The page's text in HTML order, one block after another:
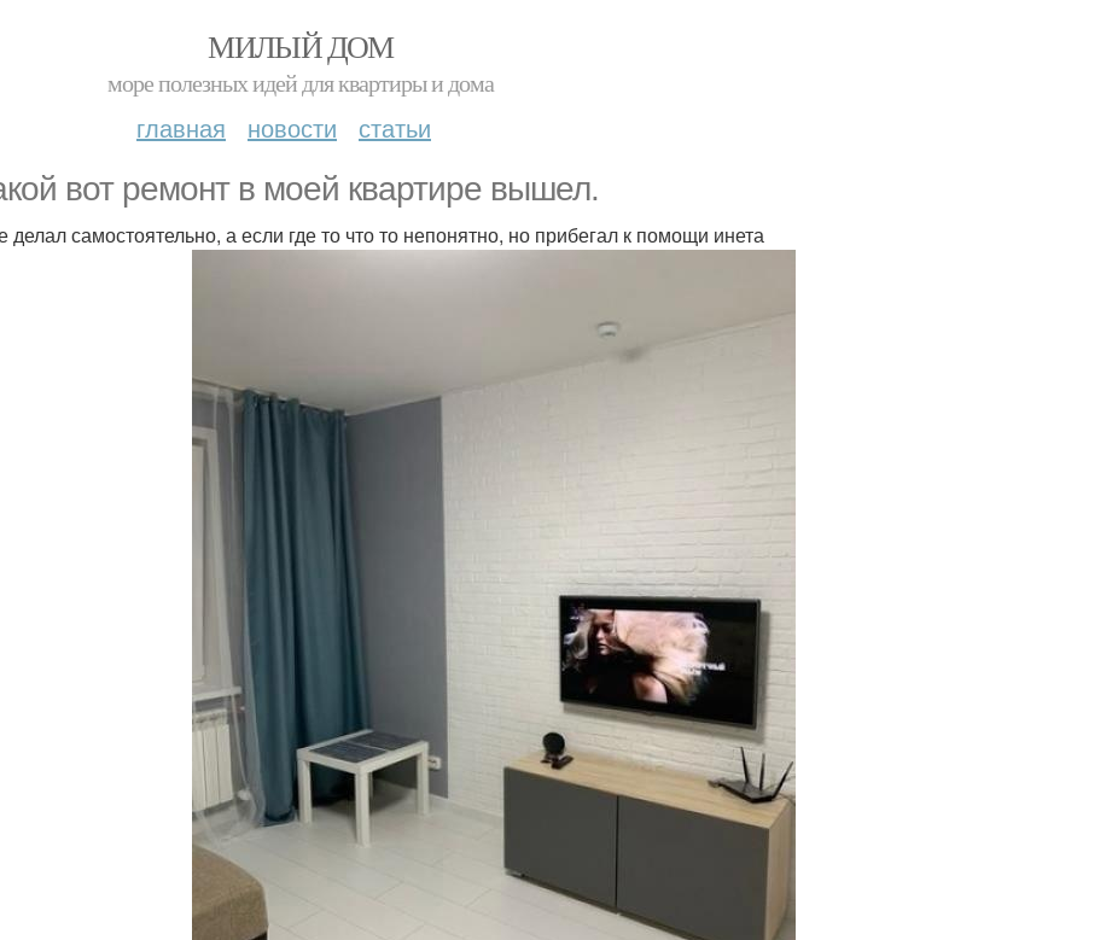
МИЛЫЙ ДОМ
море полезных идей для квартиры и дома
главная новости статьи
вот ремонт в моей квартире вышел.
делал самостоятельно, а если где то что то непонятно, но прибегал к помощи инета